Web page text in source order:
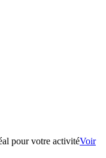
pour votre activitéVoir